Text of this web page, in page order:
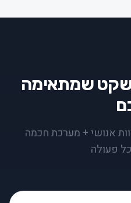
שמתאימה
אנושי + מערכת חכמה
פעולה